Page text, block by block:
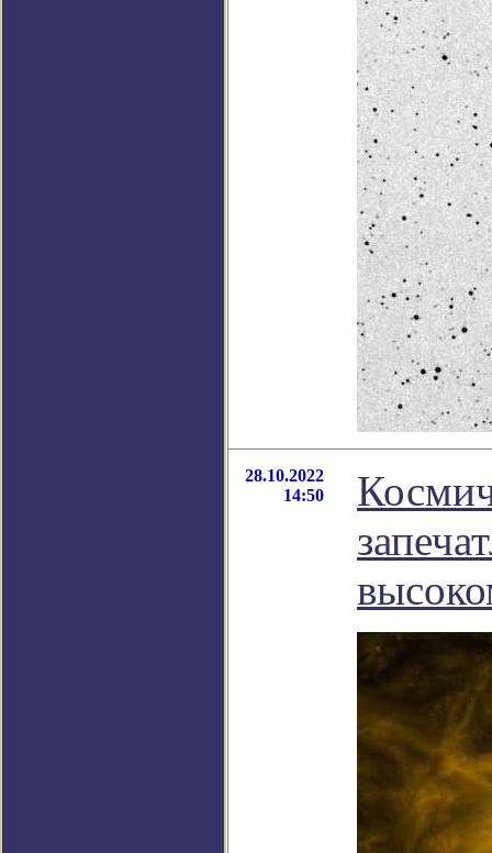
28.10.2022
14:50